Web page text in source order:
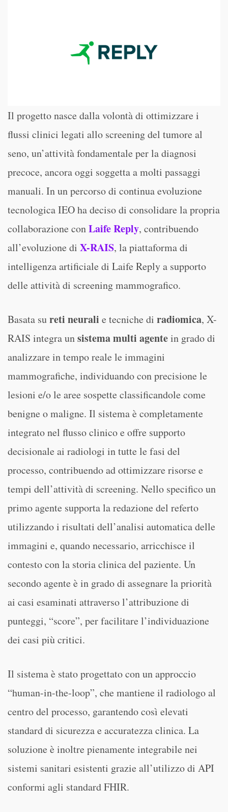
Il progetto nasce dalla volontà di ottimizzare i
flussi clinici legati allo screening del tumore al
seno, un’attività fondamentale per la diagnosi
precoce, ancora oggi soggetta a molti passaggi
manuali. In un percorso di continua evoluzione
tecnologica IEO ha deciso di consolidare la propria
collaborazione conLaife Reply, contribuendo
all’evoluzione di X-RAIS, la piattaforma di
intelligenza artificiale di Laife Reply a supporto
delle attività di screening mammografico.
Basata sureti neurali e tecniche di radiomica, X-
RAIS integra unsistema multi agentein grado di
analizzare in tempo reale le immagini
mammografiche, individuando con precisione le
lesioni e/o le aree sospette classificandole come
benigne o maligne. Il sistema è completamente
integrato nel flusso clinico e offre supporto
decisionale ai radiologi in tutte le fasi del
processo, contribuendo ad ottimizzare risorse e
tempi dell’attività di screening. Nello specifico un
primo agente supporta la redazione del referto
utilizzando i risultati dell’analisi automatica delle
immagini e, quando necessario, arricchisce il
contesto con la storia clinica del paziente. Un
secondo agente è in grado di assegnare la priorità
ai casi esaminati attraverso l’attribuzione di
punteggi, “score”, per facilitare l’individuazione
dei casi più critici.
Il sistema è stato progettato con un approccio
“human-in-the-loop”, che mantiene il radiologo al
centro del processo, garantendo così elevati
standard di sicurezza e accuratezza clinica. La
soluzione è inoltre pienamente integrabile nei
sistemi sanitari esistenti grazie all’utilizzo di API
conformi agli standard FHIR.